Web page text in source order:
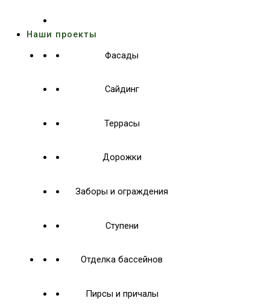
Наши проекты
Фасады
Сайдинг
Террасы
Дорожки
Заборы и ограждения
Ступени
Отделка бассейнов
Пирсы и причалы